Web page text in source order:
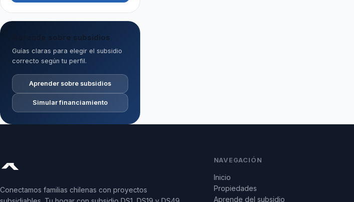
Aprende sobre subsidios
Guías claras para elegir el subsidio
correcto según tu perfil.
Aprender sobre subsidios
Simular financiamiento
Conectamos familias chilenas con proyectos
NAVEGACIÓN
Inicio
Propiedades
Aprende del subsidio